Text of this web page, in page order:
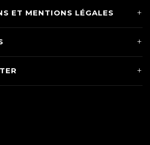
ET MENTIONS LÉGALES